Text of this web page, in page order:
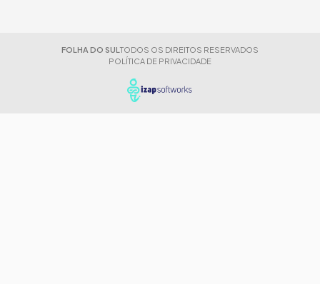
FOLHA DO SUL TODOS OS DIREITOS RESERVADOS
POLÍTICA DE PRIVACIDADE